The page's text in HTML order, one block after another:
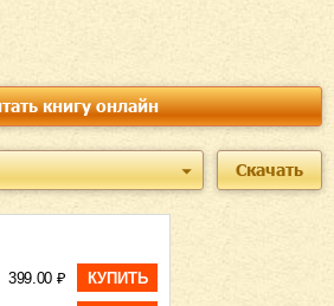
книгу онлайн
Скачать
399.00 ₽ КУПИТЬ